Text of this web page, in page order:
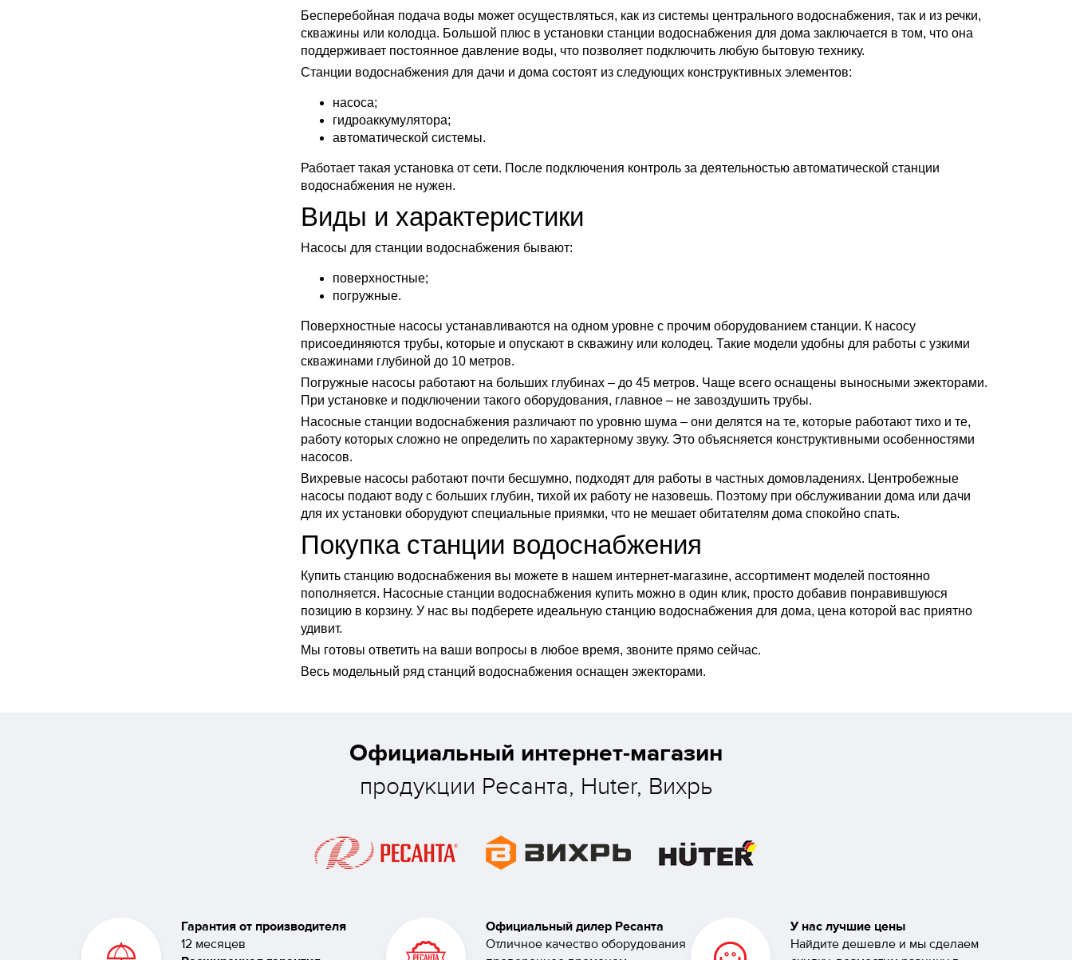
Бесперебойная подача воды может осуществляться, как из системы центрального водоснабжения, так и из речки,
скважины или колодца. Большой плюс в установки станции водоснабжения для дома заключается в том, что она
поддерживает постоянное давление воды, что позволяет подключить любую бытовую технику.
Станции водоснабжения для дачи и дома состоят из следующих конструктивных элементов:
насоса;
гидроаккумулятора;
автоматической системы.
Работает такая установка от сети. После подключения контроль за деятельностью автоматической станции
водоснабжения не нужен.
Виды и характеристики
Насосы для станции водоснабжения бывают:
поверхностные;
погружные.
Поверхностные насосы устанавливаются на одном уровне с прочим оборудованием станции. К насосу
присоединяются трубы, которые и опускают в скважину или колодец. Такие модели удобны для работы с узкими
скважинами глубиной до 10 метров.
Погружные насосы работают на больших глубинах – до 45 метров. Чаще всего оснащены выносными эжекторами.
При установке и подключении такого оборудования, главное – не завоздушить трубы.
Насосные станции водоснабжения различают по уровню шума – они делятся на те, которые работают тихо и те,
работу которых сложно не определить по характерному звуку. Это объясняется конструктивными особенностями
насосов.
Вихревые насосы работают почти бесшумно, подходят для работы в частных домовладениях. Центробежные
насосы подают воду с больших глубин, тихой их работу не назовешь. Поэтому при обслуживании дома или дачи
для их установки оборудуют специальные приямки, что не мешает обитателям дома спокойно спать.
Покупка станции водоснабжения
Купить станцию водоснабжения вы можете в нашем интернет-магазине, ассортимент моделей постоянно
пополняется. Насосные станции водоснабжения купить можно в один клик, просто добавив понравившуюся
позицию в корзину. У нас вы подберете идеальную станцию водоснабжения для дома, цена которой вас приятно
удивит.
Мы готовы ответить на ваши вопросы в любое время, звоните прямо сейчас.
Весь модельный ряд станций водоснабжения оснащен эжекторами.
Официальный интернет-магазин
продукции Ресанта, Huter, Вихрь
Гарантия от производителя
12 месяцев
Официальный дилер Ресанта
Отличное качество оборудования
У нас лучшие цены
Найдите дешевле и мы сделаем